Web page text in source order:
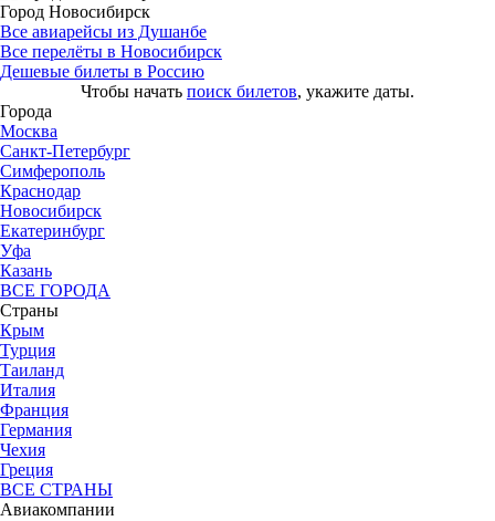
Город Новосибирск
Все авиарейсы из Душанбе
Все перелёты в Новосибирск
Дешевые билеты в Россию
Чтобы начать поиск билетов, укажите даты.
Города
Москва
Санкт-Петербург
Симферополь
Краснодар
Новосибирск
Екатеринбург
Уфа
Казань
ВСЕ ГОРОДА
Страны
Крым
Турция
Таиланд
Италия
Франция
Германия
Чехия
Греция
ВСЕ СТРАНЫ
Авиакомпании